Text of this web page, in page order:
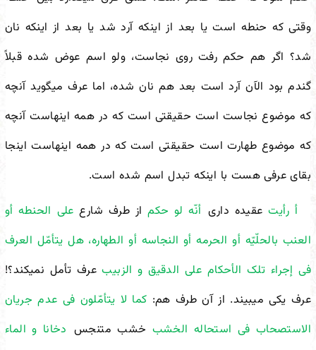
وقتی که حنطه است یا بعد از اینکه آرد شد یا بعد از اینکه نان
شد؟ اگر هم حکم رفت روی نجاست، ولو اسم عوض شده قبلاً
گندم بود الآن آرد است بعد هم نان شده، اما عرف میگوید آنچه
که موضوع نجاست است حقیقتی است که در همه اینهاست آنچه
که موضوع طهارت است حقیقتی است که در همه اینهاست اینجا
بقای عرفی هست با اینکه تبدل اسم شده است.
أ رأیتعقیده داری أنّه لو حکماز طرف شارع على الحنطه أو
العنب بالحلّیّه أو الحرمه أو النجاسه أو الطهاره، هل یتأمّل العرف
فی إجراء تلک الأحکام على الدقیق و الزبیبعرف تأمل نمیکند؟!
عرف یکی میبیند. از آن طرف هم: کما لا یتأمّلون فی عدم جریان
الاستصحاب فی استحاله الخشب خشب متنجس دخانا و الماء